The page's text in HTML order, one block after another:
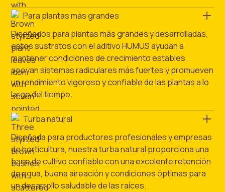
Para plantas más grandes
Diseñados para plantas más grandes y desarrolladas,
estos sustratos con el aditivo HUMUS ayudan a
mantener condiciones de crecimiento estables,
apoyan sistemas radiculares más fuertes y promueven
un rendimiento vigoroso y confiable de las plantas a lo
largo del tiempo.
Turba natural
Diseñada para productores profesionales y empresas
de horticultura, nuestra turba natural proporciona una
base de cultivo confiable con una excelente retención
de agua, buena aireación y condiciones óptimas para
un desarrollo saludable de las raíces.